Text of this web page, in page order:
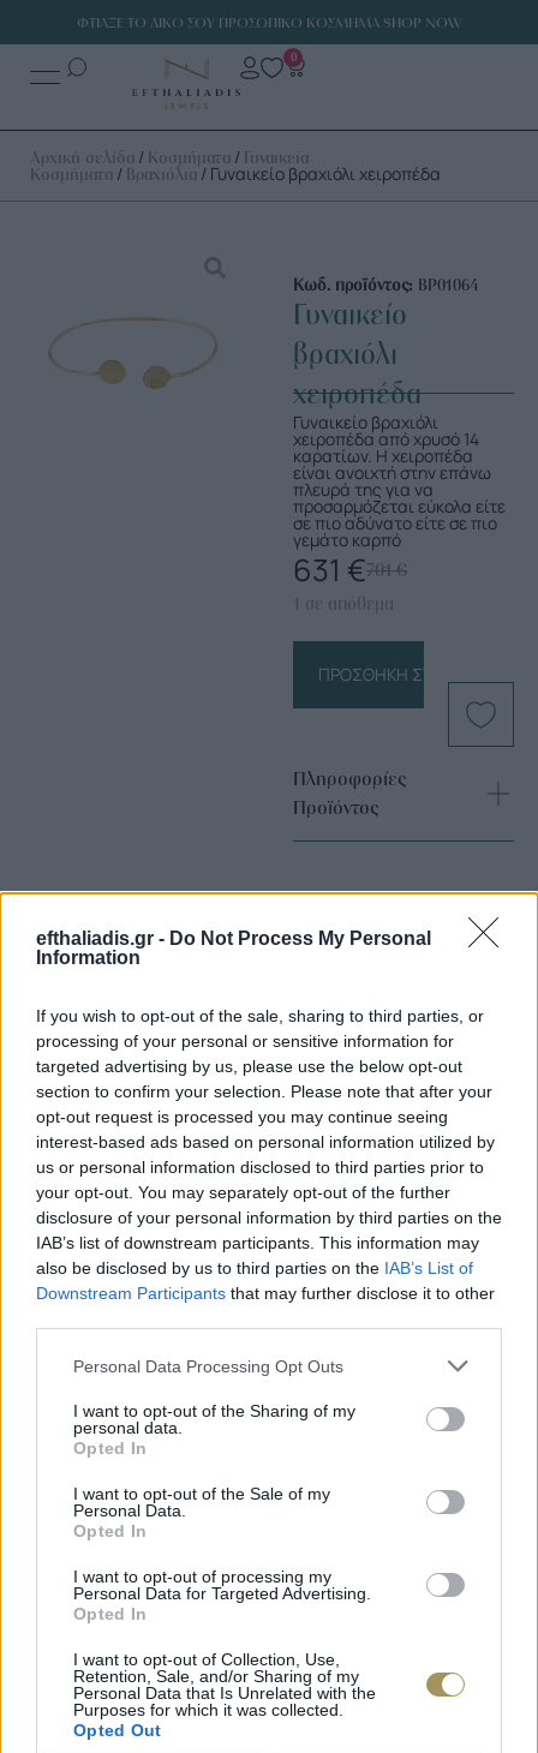
efthaliadis.gr - Do Not Process My Personal
Information
If you wish to opt-out of the sale, sharing to third parties, or
processing of your personal or sensitive information for
targeted advertising by us, please use the below opt-out
section to confirm your selection. Please note that after your
opt-out request is processed you may continue seeing
interest-based ads based on personal information utilized by
us or personal information disclosed to third parties prior to
your opt-out. You may separately opt-out of the further
disclosure of your personal information by third parties on the
IAB’s list of downstream participants. This information may
also be disclosed by us to third parties on the IAB’s List of
Downstream Participants that may further disclose it to other
Personal Data Processing Opt Outs
I want to opt-out of the Sharing of my
personal data.
Opted In
I want to opt-out of the Sale of my
Personal Data.
Opted In
I want to opt-out of processing my
Personal Data for Targeted Advertising.
Opted In
I want to opt-out of Collection, Use,
Retention, Sale, and/or Sharing of my
Personal Data that Is Unrelated with the
Purposes for which it was collected.
Opted Out
ΦΤΙΑΞΕ ΤΟ ΔΙΚΟ ΣΟΥ ΠΡΟΣΩΠΙΚΟ ΚΟΣΜΗΜΑ SHOP NOW
0
Αρχική σελίδα / Κοσμήματα / Γυναικεία
Κοσμήματα / Βραχιόλια / Γυναικείο βραχιόλι χειροπέδα
Κωδ. προϊόντος: ΒΡ01064
Γυναικείο
βραχιόλι
χειροπέδα
Γυναικείο βραχιόλι
χειροπέδα από χρυσό 14
καρατίων. Η χειροπέδα
είναι ανοιχτή στην επάνω
πλευρά της για να
προσαρμόζεται εύκολα είτε
σε πιο αδύνατο είτε σε πιο
γεμάτο καρπό
701€
631 €
1 σε απόθεμα
ΠΡΟΣΘΉΚΗ ΣΤΟ ΚΑΛΆΘΙ
Πληροφορίες
Προϊόντος
Επιλογές Που Ταιριάζουν
Ανακαλύψτε τα κοσμήματα που αγαπήθηκαν περισσότερο!
Εδώ θα βρείτε τις κορυφαίες επιλογές που ξεχωρίζουν για
το μοναδικό τους στυλ και την εξαιρετική τους ποιότητα.
ΑΝΟΞΕΊΔΩΤΟ ΑΤΣΆΛΙ -10%
JCOU ARIA JU19087-2
134€